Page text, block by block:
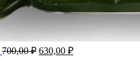
700,00₽ 630,00 ₽